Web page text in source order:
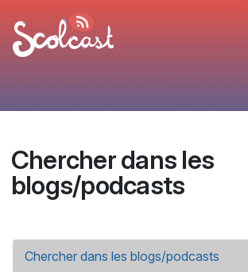
Chercher dans les
blogs/podcasts
Onglets
Chercher dans les blogs/podcasts